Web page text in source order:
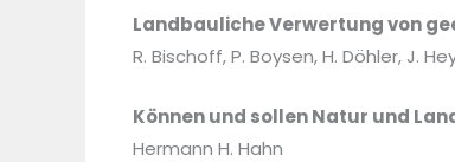
Landbauliche Verwertung von
R. Bischoff, P. Boysen, H. Döhler, J.
Können und sollen Natur und
Hermann H. Hahn